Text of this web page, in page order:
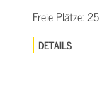
Freie Plätze:25
DETAILS